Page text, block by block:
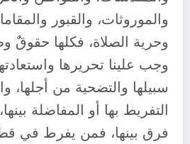
والموروثات، والقبور
وحرية الصلاة، فكلها حقوقٌ
وجب علينا تحريرها
سبيلها والتضحية من أجلها،
التفريط بها أو المفاضلة
فرق بينها، فمن يفرط في